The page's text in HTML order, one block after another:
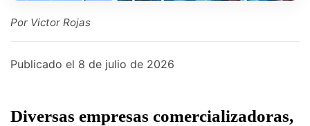
Por Victor Rojas
Publicado el 8 de julio de 2026
Diversas empresas comercializadoras,